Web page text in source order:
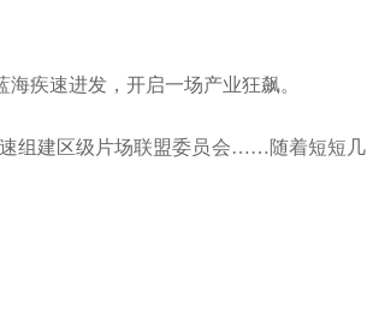
疾速进发，开启一场产业狂飙。
组建区级片场联盟委员会……随着短短几